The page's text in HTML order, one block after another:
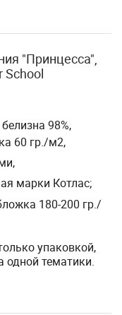
"Принцесса",
School
98%,
60 гр./м2,
марки Котлас;
180-200 гр./
упаковкой,
одной тематики.